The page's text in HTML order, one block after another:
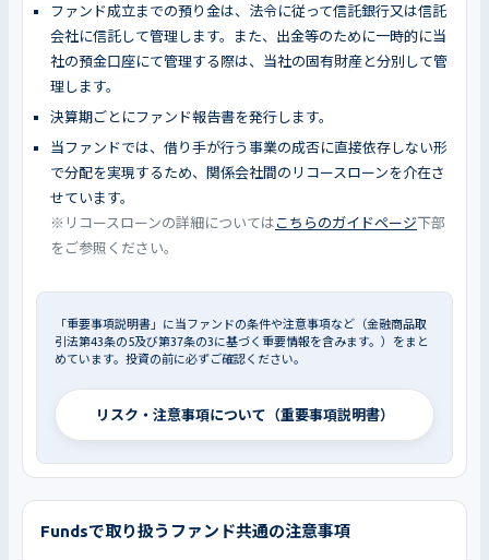
ファンド成立までの預り金は、法令に従って信託銀行又は信託
会社に信託して管理します。また、出金等のために一時的に当
社の預金口座にて管理する際は、当社の固有財産と分別して管
理します。
決算期ごとにファンド報告書を発行します。
当ファンドでは、借り手が行う事業の成否に直接依存しない形
で分配を実現するため、関係会社間のリコースローンを介在さ
せています。
※リコースローンの詳細については こちらのガイドページ下部
をご参照ください。
「重要事項説明書」に当ファンドの条件や注意事項など（金融商品取
引法第43条の5及び第37条の3に基づく重要情報を含みます。）をまと
めています。投資の前に必ずご確認ください。
リスク・注意事項について（重要事項説明書）
Fundsで取り扱うファンド共通の注意事項